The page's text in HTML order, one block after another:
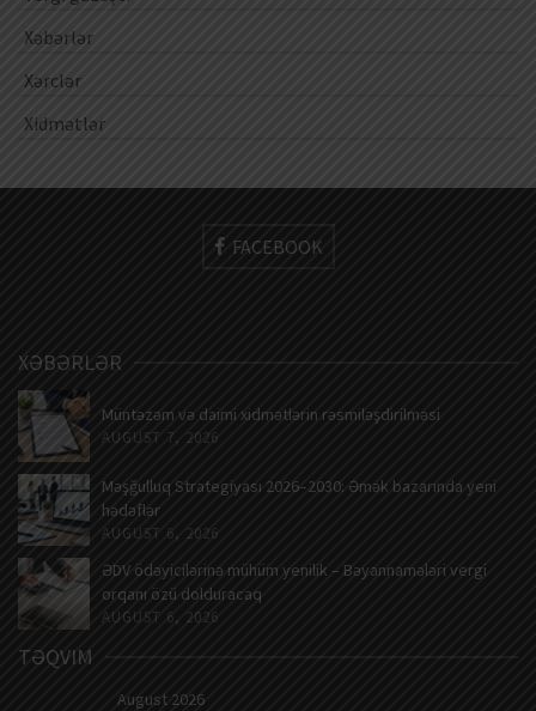
Xəbərlər
Xərclər
Xidmətlər
FACEBOOK
XƏBƏRLƏR
Müntəzəm və daimi xidmətlərin rəsmiləşdirilməsi
AUGUST 7, 2026
Məşğulluq Strategiyası 2026–2030: Əmək bazarında yeni
hədəflər
AUGUST 6, 2026
ƏDV ödəyicilərinə mühüm yenilik – Bəyannamələri vergi
orqanı özü dolduracaq
AUGUST 6, 2026
TƏQVIM
August 2026